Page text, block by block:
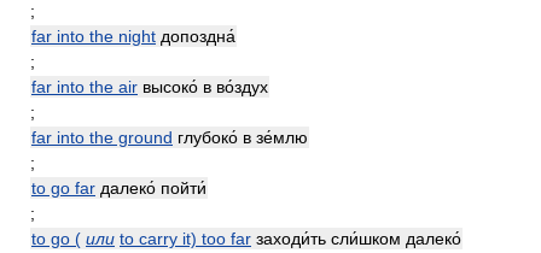
;
far into the night допоздна́
;
far into the air высоко́ в во́здух
;
far into the ground глубоко́ в зе́млю
;
to go far далеко́ пойти́
;
to go ( или to carry it) too far заходи́ть сли́шком далеко́